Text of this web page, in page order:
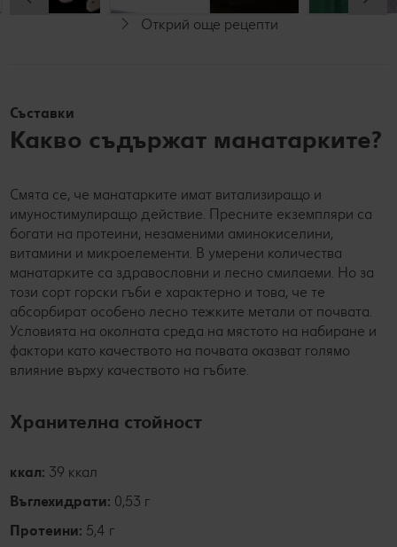
Открий още рецепти
Съставки
Какво съдържат манатарките?
Смята се, че манатарките имат витализиращо и
имуностимулиращо действие. Пресните екземпляри са
богати на протеини, незаменими аминокиселини,
витамини и микроелементи. В умерени количества
манатарките са здравословни и лесно смилаеми. Но за
този сорт горски гъби е характерно и това, че те
абсорбират особено лесно тежките метали от почвата.
Условията на околната среда на мястото на набиране и
фактори като качеството на почвата оказват голямо
влияние върху качеството на гъбите.
Хранителна стойност
ккал: 39 ккал
Въглехидрати: 0,53 г
Протеини: 5,4 г